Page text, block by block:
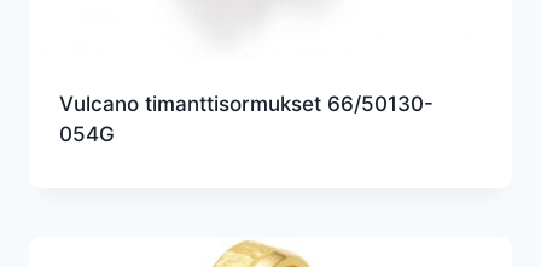
Vulcano timanttisormukset 66/50130-
054G